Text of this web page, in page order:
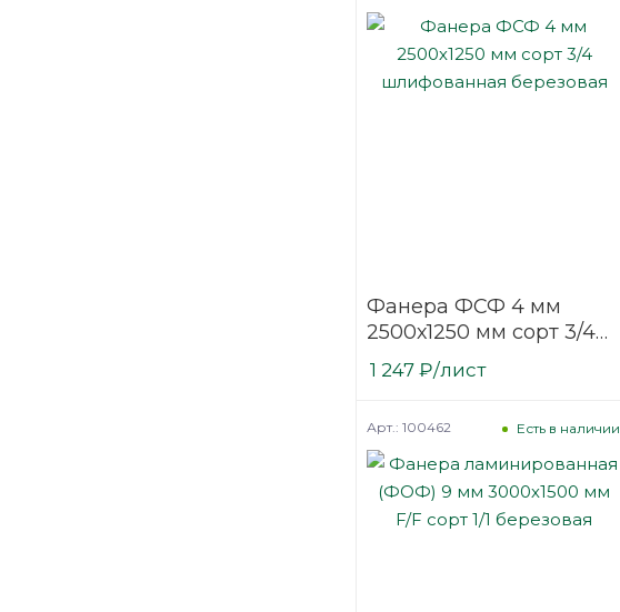
Фанера ФСФ 4 мм
2500х1250 мм сорт 3/4
шлифованная
березовая
1 247 ₽/лист
Есть в наличии
Арт.: 100462